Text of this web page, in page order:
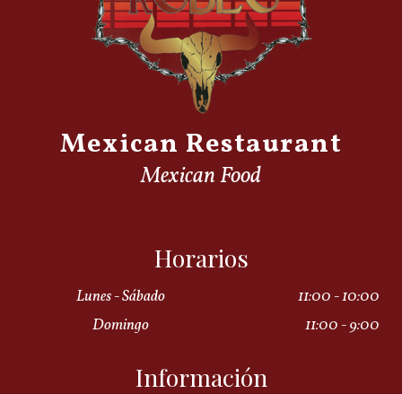
Mexican Restaurant
Mexican Food
Horarios
Lunes - Sábado
11:00 - 10:00
Domingo
11:00 - 9:00
Información